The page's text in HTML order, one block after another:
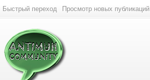
Быстрый переход Просмотр новых публикаций